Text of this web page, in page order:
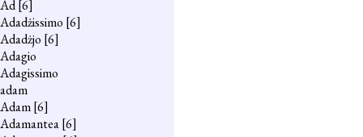
Ad[6]
Adadżissimo [6]
Adadżjo [6]
Adagio
Adagissimo
adam
Adam[6]
Adamantea[6]